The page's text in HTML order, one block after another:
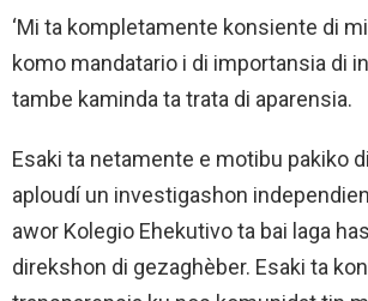
‘Mi ta kompletamente konsiente di
komo mandatario i di importansia di
tambe kaminda ta trata di aparensia.
Esaki ta netamente e motibu pakiko
aploudí un investigashon
awor Kolegio Ehekutivo ta bai laga
direkshon di gezaghèber. Esaki ta